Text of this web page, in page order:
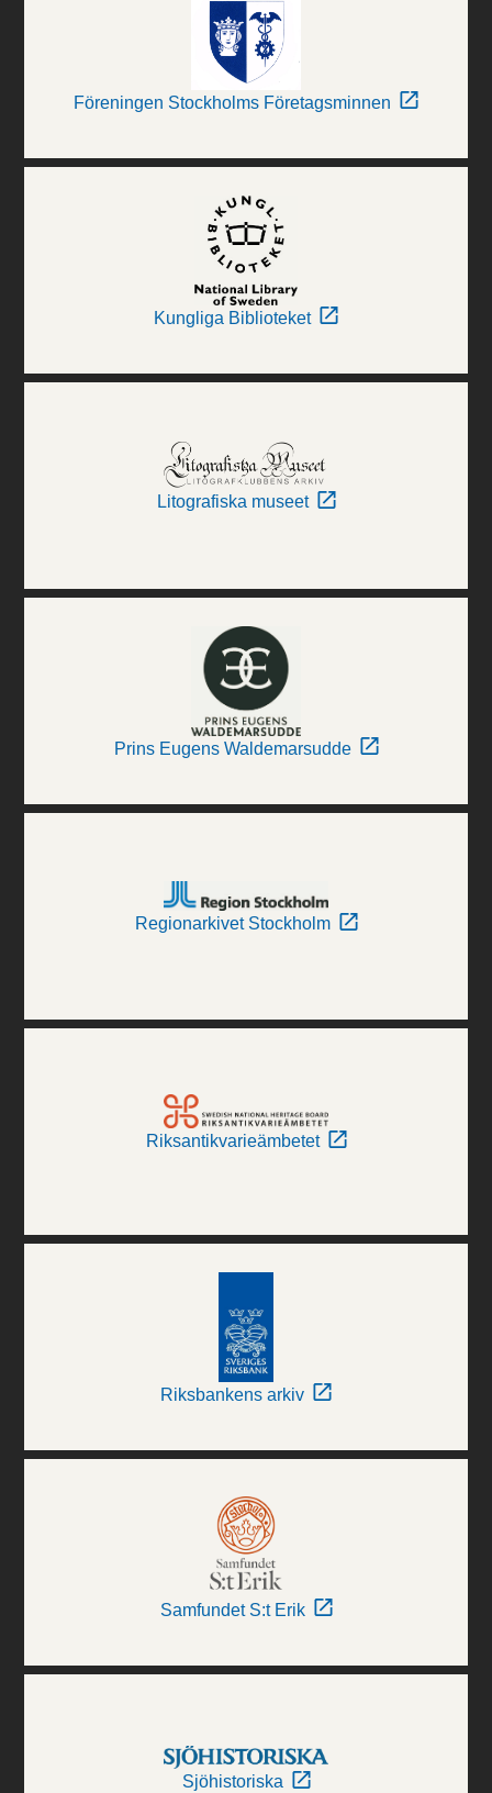
Föreningen Stockholms Företagsminnen
Kungliga Biblioteket
Litografiska museet
Prins Eugens Waldemarsudde
Regionarkivet Stockholm
Riksantikvarieämbetet
Riksbankens arkiv
Samfundet S:t Erik
Sjöhistoriska